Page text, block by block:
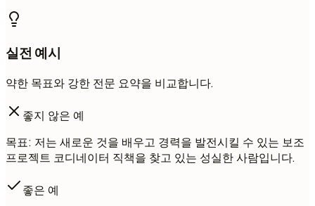
실전 예시
약한 목표와 강한 전문 요약을 비교합니다.
좋지 않은 예
목표: 저는 새로운 것을 배우고 경력을 발전시킬 수 있는 보조
프로젝트 코디네이터 직책을 찾고 있는 성실한 사람입니다.
좋은 예